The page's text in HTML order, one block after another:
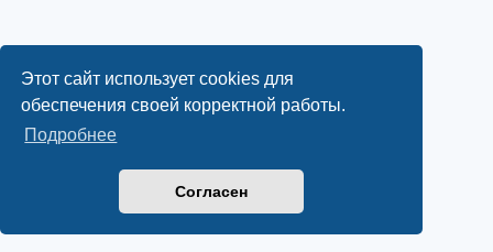
Этот сайт использует cookies для
обеспечения своей корректной работы.
Подробнее
Согласен